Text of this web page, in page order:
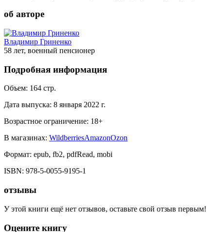
об авторе
Владимир Гриненко
58 лет, военный пенсионер
Подробная информация
Объем: 164 стр.
Дата выпуска: 8 января 2022 г.
Возрастное ограничение: 18+
В магазинах: WildberriesAmazonOzon
Формат: epub, fb2, pdfRead, mobi
ISBN: 978-5-0055-9195-1
отзывы
У этой книги ещё нет отзывов, оставьте свой отзыв первым!
Оцените книгу